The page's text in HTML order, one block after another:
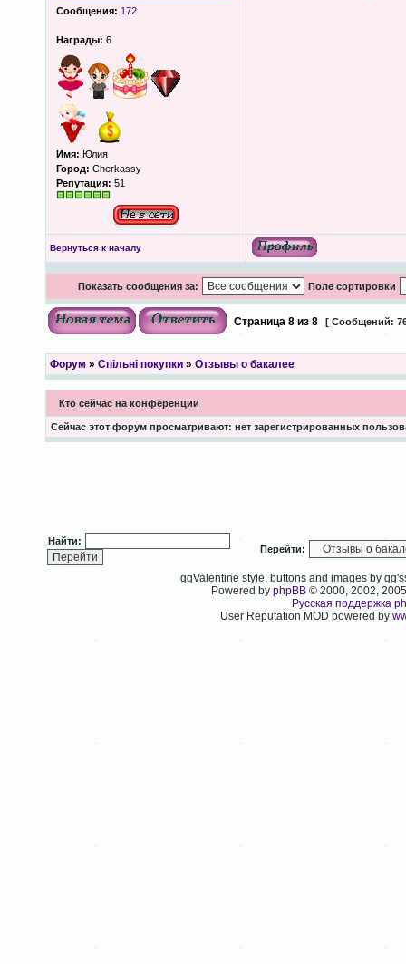
Сообщения: 172
Награды: 6
Имя: Юлия
Город: Cherkassy
Репутация: 51
Вернуться к началу
Показать сообщения за: Поле сортировки
Страница 8из 8 [ Сообщений:
Форум » Спільні покупки» Отзывы о бакалее
Кто сейчас на конференции
Сейчас этот форум просматривают: нет зарегистрированных
Найти:
Перейти:
ggValentine style, buttons and images by
Powered byphpBB © 2000, 2002,
Русская поддержка
User Reputation MOD powered by